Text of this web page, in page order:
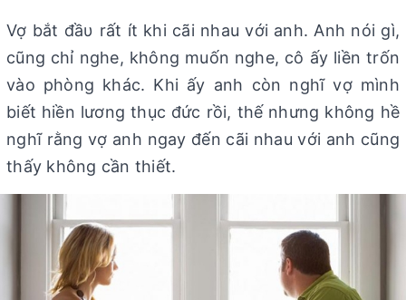
Vợ bắt đầυ rất ít khi cãi nhau với anh. Anh nói gì,
cũng chỉ nghe, không muốn nghe, cô ấy liền trốn
vào phòng khác. Khi ấy anh còn nghĩ vợ mình
biết hiền lương thục đức rồi, thế nhưng không hề
nghĩ rằng vợ anh ngay đến cãi nhau với anh cũng
thấy không cần thiết.